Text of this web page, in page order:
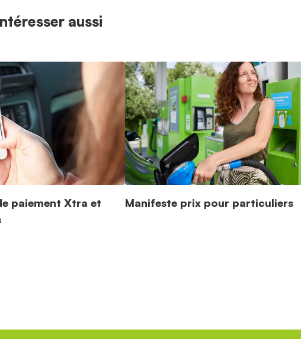
aussi
paiement Xtra et
Manifeste prix pour particuliers